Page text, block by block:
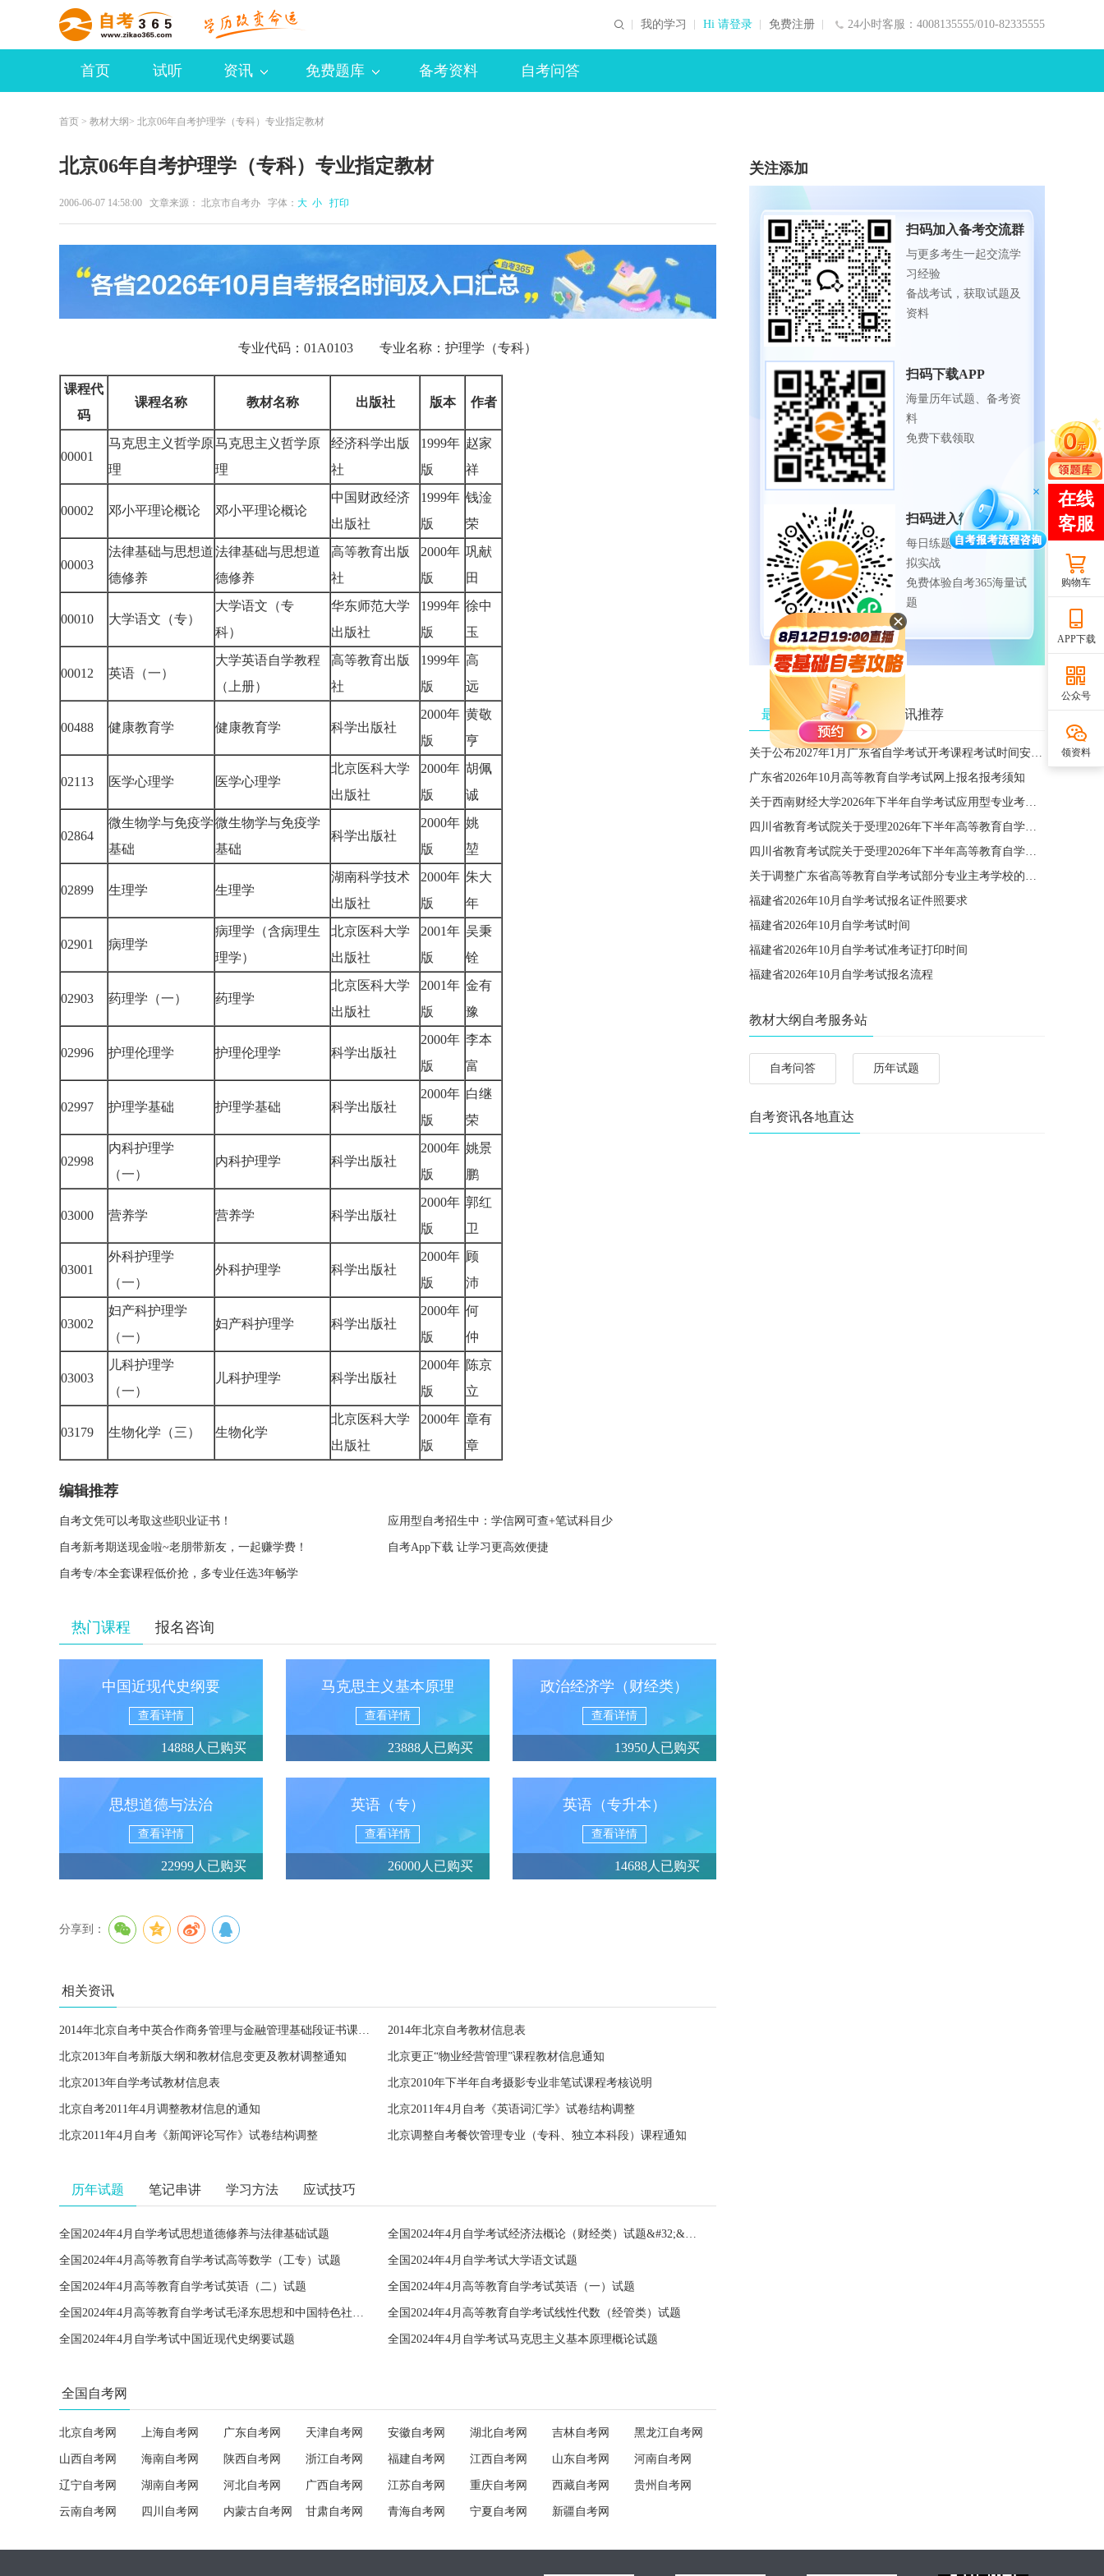
24小时客服：4008135555/010-82335555
我的学习 Hi 请登录 免费注册
首页 试听 资讯 免费题库 备考资料 自考问答
首页 > 教材大纲 > 北京06年自考护理学（专科）专业指定教材
北京06年自考护理学（专科）专业指定教材
2006-06-07 14:58:00 文章来源： 北京市自考办 字体： 大 小 打印
专业代码：01A0103 专业名称：护理学（专科）
课程代
码
课程名称 教材名称 出版社 版本 作者
00001
马克思主义哲学原
理
马克思主义哲学原
理
经济科学出版
社
1999年
版
赵家
祥
00002 邓小平理论概论 邓小平理论概论
中国财政经济
出版社
1999年
版
钱淦
荣
00003
法律基础与思想道
德修养
法律基础与思想道
德修养
高等教育出版
社
2000年
版
巩献
田
00010 大学语文（专）
大学语文（专
科）
华东师范大学
出版社
1999年
版
徐中
玉
00012 英语（一）
大学英语自学教程
（上册）
高等教育出版
社
1999年
版
高
远
00488 健康教育学 健康教育学 科学出版社
2000年
版
黄敬
亨
02113 医学心理学 医学心理学
北京医科大学
出版社
2000年
版
胡佩
诚
02864
微生物学与免疫学
基础
微生物学与免疫学
基础
科学出版社
2000年
版
姚
堃
02899 生理学 生理学
湖南科学技术
出版社
2000年
版
朱大
年
02901 病理学
病理学（含病理生
理学）
北京医科大学
出版社
2001年
版
吴秉
铨
02903 药理学（一） 药理学
北京医科大学
出版社
2001年
版
金有
豫
02996 护理伦理学 护理伦理学 科学出版社
2000年
版
李本
富
02997 护理学基础 护理学基础 科学出版社
2000年
版
白继
荣
02998
内科护理学
（一）
内科护理学 科学出版社
2000年
版
姚景
鹏
03000 营养学 营养学 科学出版社
2000年
版
郭红
卫
03001
外科护理学
（一）
外科护理学 科学出版社
2000年
版
顾
沛
03002
妇产科护理学
（一）
妇产科护理学 科学出版社
2000年
版
何
仲
03003
儿科护理学
（一）
儿科护理学 科学出版社
2000年
版
陈京
立
03179 生物化学（三） 生物化学
北京医科大学
出版社
2000年
版
章有
章
编辑推荐
自考文凭可以考取这些职业证书！ 应用型自考招生中：学信网可查+笔试科目少
自考新考期送现金啦~老朋带新友，一起赚学费！ 自考App下载 让学习更高效便捷
自考专/本全套课程低价抢，多专业任选3年畅学
热门课程 报名咨询
中国近现代史纲要
查看详情
14888人已购买
马克思主义基本原理
查看详情
23888人已购买
政治经济学（财经类）
查看详情
13950人已购买
思想道德与法治
查看详情
22999人已购买
英语（专）
查看详情
26000人已购买
英语（专升本）
查看详情
14688人已购买
分享到：
相关资讯
2014年北京自考中英合作商务管理与金融管理基础段证书课程教材信息表 2014年北京自考教材信息表
北京2013年自考新版大纲和教材信息变更及教材调整通知 北京更正“物业经营管理”课程教材信息通知
北京2013年自学考试教材信息表 北京2010年下半年自考摄影专业非笔试课程考核说明
北京自考2011年4月调整教材信息的通知 北京2011年4月自考《英语词汇学》试卷结构调整
北京2011年4月自考《新闻评论写作》试卷结构调整 北京调整自考餐饮管理专业（专科、独立本科段）课程通知
历年试题 笔记串讲 学习方法 应试技巧
全国2024年4月自学考试思想道德修养与法律基础试题 全国2024年4月自学考试经济法概论（财经类）试题&#32;&#32;
全国2024年4月高等教育自学考试高等数学（工专）试题 全国2024年4月自学考试大学语文试题
全国2024年4月高等教育自学考试英语（二）试题 全国2024年4月高等教育自学考试英语（一）试题
全国2024年4月高等教育自学考试毛泽东思想和中国特色社会主义理论体系概论试题 全国2024年4月高等教育自学考试线性代数（经管类）试题
全国2024年4月自学考试中国近现代史纲要试题 全国2024年4月自学考试马克思主义基本原理概论试题
全国自考网
北京自考网 上海自考网 广东自考网 天津自考网 安徽自考网 湖北自考网 吉林自考网 黑龙江自考网
山西自考网 海南自考网 陕西自考网 浙江自考网 福建自考网 江西自考网 山东自考网 河南自考网
辽宁自考网 湖南自考网 河北自考网 广西自考网 江苏自考网 重庆自考网 西藏自考网 贵州自考网
云南自考网 四川自考网 内蒙古自考网 甘肃自考网 青海自考网 宁夏自考网 新疆自考网
关注添加
扫码加入备考交流群
与更多考生一起交流学
习经验
备战考试，获取试题及
资料
扫码下载APP
海量历年试题、备考资
料
免费下载领取
扫码进入微信小程序
每日练题巩固、考前模
拟实战
免费体验自考365海量试
题
最新资讯推荐 热门资讯推荐
关于公布2027年1月广东省自学考试开考课程考试时间安排和使用教材的通知
广东省2026年10月高等教育自学考试网上报名报考须知
关于西南财经大学2026年下半年自学考试应用型专业考籍更改办理的通知
四川省教育考试院关于受理2026年下半年高等教育自学考试省际转考申请的通告
四川省教育考试院关于受理2026年下半年高等教育自学考试考籍更改申请的通告
关于调整广东省高等教育自学考试部分专业主考学校的通知
福建省2026年10月自学考试报名证件照要求
福建省2026年10月自学考试时间
福建省2026年10月自学考试准考证打印时间
福建省2026年10月自学考试报名流程
教材大纲自考服务站
自考问答 历年试题
自考资讯各地直达
购物车
APP下载
公众号
领资料